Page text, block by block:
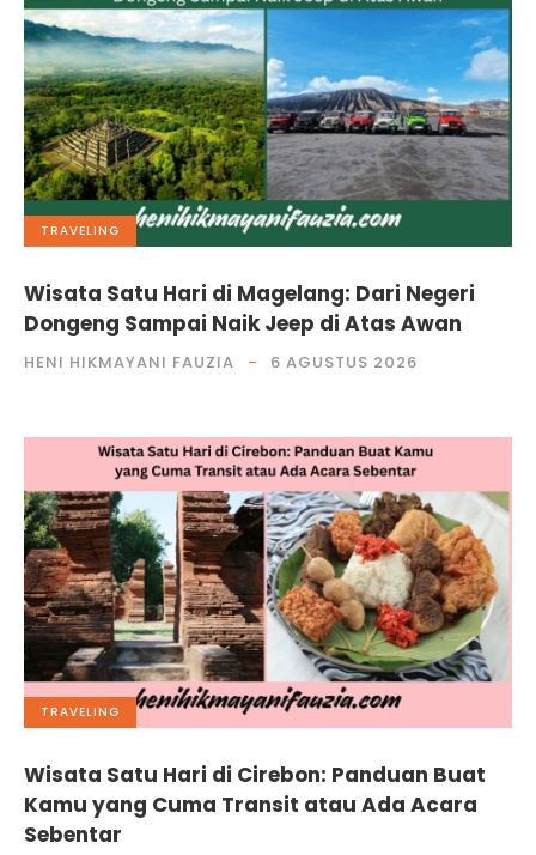
TRAVELING
Wisata Satu Hari di Magelang: Dari Negeri
Dongeng Sampai Naik Jeep di Atas Awan
HENI HIKMAYANI FAUZIA 6 AGUSTUS 2026
TRAVELING
Wisata Satu Hari di Cirebon: Panduan Buat
Kamu yang Cuma Transit atau Ada Acara
Sebentar